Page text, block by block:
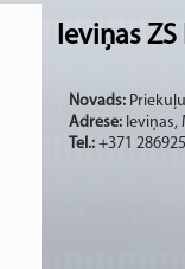
Ieviņas
Novads:
Adrese: Ieviņas,
Tel.: +371